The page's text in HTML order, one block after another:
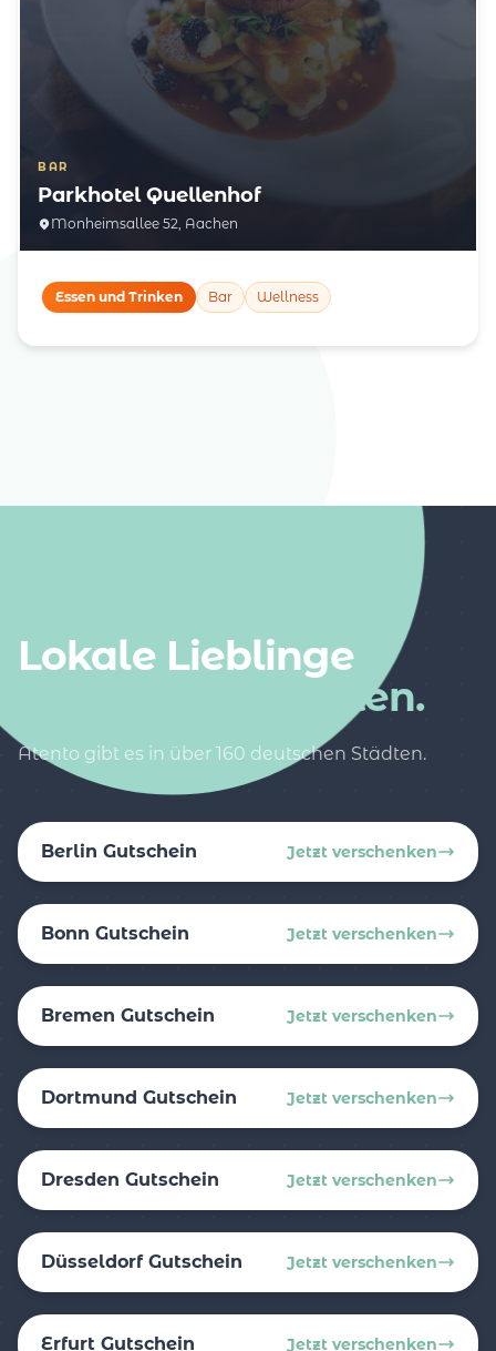
BAR
Parkhotel Quellenhof
Monheimsallee 52, Aachen
Essen und Trinken Bar Wellness
Lokale Lieblinge
in weiteren Städten.
Atento gibt es in über 160 deutschen Städten.
Berlin Gutschein Jetzt verschenken
Bonn Gutschein Jetzt verschenken
Bremen Gutschein Jetzt verschenken
Dortmund Gutschein Jetzt verschenken
Dresden Gutschein Jetzt verschenken
Düsseldorf Gutschein Jetzt verschenken
Erfurt Gutschein Jetzt verschenken